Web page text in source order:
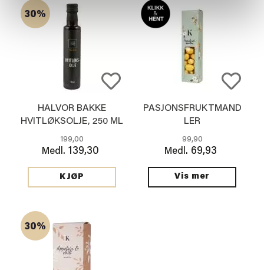
30%
HALVOR BAKKE
HVITLØKSOLJE, 250 ML
199,00
Medl. 139,30
KJØP
PASJONSFRUKTMAND
LER
99,90
Medl. 69,93
Vis mer
30%